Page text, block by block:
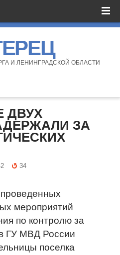
И ЛЕНИНГРАДСКОЙ ОБЛАСТИ
ДВУХ
ЗА
34
мероприятий
по контролю за
ГУ МВД России
поселка